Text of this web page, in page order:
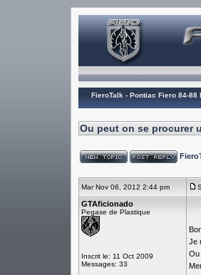
FieroTalk - Pontiac Fiero 84-88
Ou peut on se procurer
Mar Nov 06, 2012 2:44 pm
GTAficionado
Pegase de Plastique
Inscrit le: 11 Oct 2009
Messages: 33
Je
Ou